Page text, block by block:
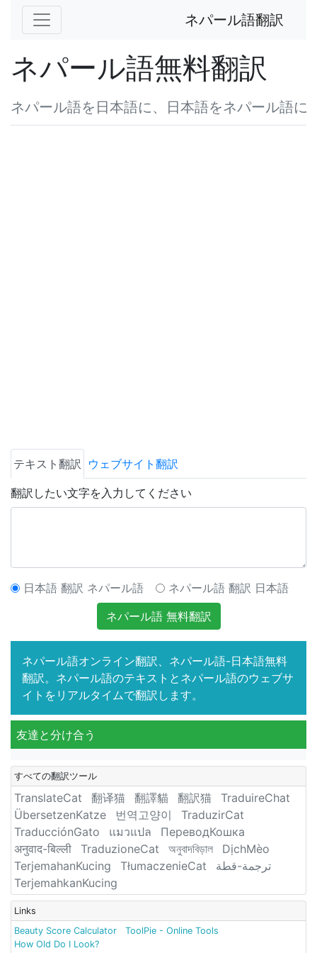
ネパール語翻訳
ネパール語無料翻訳
ネパール語を日本語に、日本語をネパール語に
テキスト翻訳 ウェブサイト翻訳
翻訳したい文字を入力してください
日本語 翻訳 ネパール語
ネパール語 翻訳 日本語
ネパール語 無料翻訳
ネパール語オンライン翻訳、ネパール語-日本語無料
翻訳。ネパール語のテキストとネパール語のウェブサ
イトをリアルタイムで翻訳します。
友達と分け合う
すべての翻訳ツール
TranslateCat 翻译猫 翻譯貓 翻訳猫
TraduireChat
ÜbersetzenKatze
번역고양이
TraduzirCat
TraducciónGato
แมวแปล
ПереводКошка
अनुवाद-बिल्ली
TraduzioneCat অনুবাদবিড়াল
DịchMèo
TerjemahanKucing
TłumaczenieCat
ترجمة-قطة
TerjemahkanKucing
Links
Beauty Score Calculator
ToolPie - Online Tools
How Old Do I Look?